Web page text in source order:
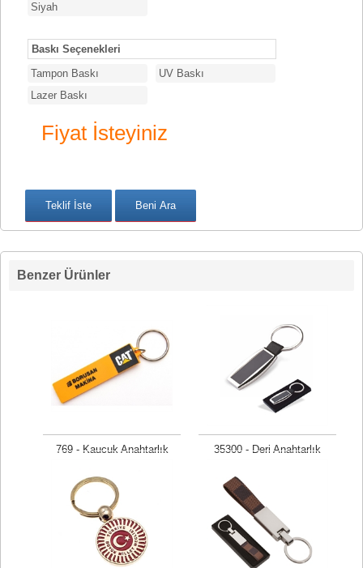
Siyah
Baskı Seçenekleri
Tampon Baskı
UV Baskı
Lazer Baskı
Fiyat İsteyiniz
Benzer Ürünler
769 - Kaucuk Anahtarlık
Fiyat isteyiniz
35300 - Deri Anahtarlık
Fiyat isteyiniz